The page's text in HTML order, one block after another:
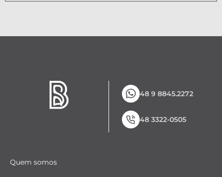
48 9 8845.2272
48 3322-0505
Quem somos